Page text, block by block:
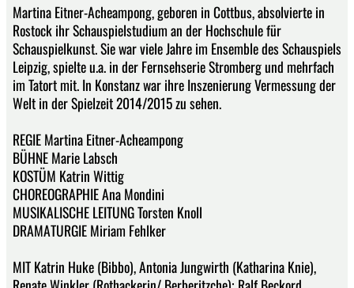
Martina Eitner-Acheampong, geboren in Cottbus, absolvierte in
Rostock ihr Schauspielstudium an der Hochschule für
Schauspielkunst. Sie war viele Jahre im Ensemble des Schauspiels
Leipzig, spielte u.a. in der Fernsehserie Stromberg und mehrfach
im Tatort mit. In Konstanz war ihre Inszenierung Vermessung der
Welt in der Spielzeit 2014/2015 zu sehen.
REGIE Martina Eitner-Acheampong
BÜHNE Marie Labsch
KOSTÜM Katrin Wittig
CHOREOGRAPHIE Ana Mondini
MUSIKALISCHE LEITUNG Torsten Knoll
DRAMATURGIE Miriam Fehlker
MIT Katrin Huke (Bibbo), Antonia Jungwirth (Katharina Knie),